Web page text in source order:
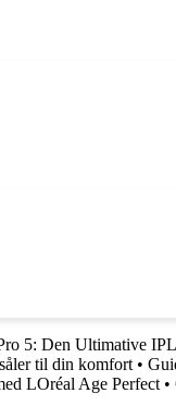
5: Den Ultimative
til din komfort •
LOréal Age Perfect •